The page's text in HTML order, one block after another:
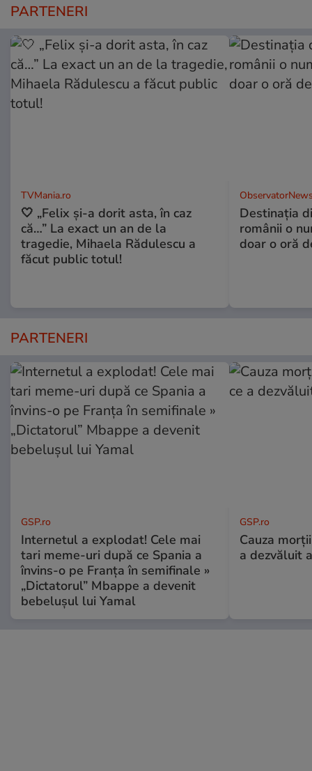
PARTENERI
TVMania.ro
🤍 „Felix și-a dorit asta, în caz
că…” La exact un an de la
tragedie, Mihaela Rădulescu a
făcut public totul!
Destinaţia
românii o
doar o oră
PARTENERI
GSP.ro
Internetul a explodat! Cele mai
tari meme-uri după ce Spania a
învins-o pe Franța în semifinale »
„Dictatorul” Mbappe a devenit
bebelușul lui Yamal
GSP.ro
Cauza
a dezvăluit